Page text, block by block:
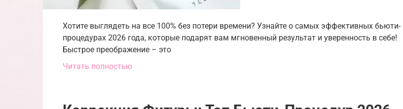
Хотите выглядеть на все 100% без потери времени? Узнайте о самых эффективных бьюти-
процедурах 2026 года, которые подарят вам мгновенный результат и уверенность в себе!
Быстрое преображение – это
Читать полностью